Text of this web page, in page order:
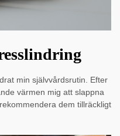
min självvårdsrutin. Efter
värmen mig att slappna
dem tillräckligt